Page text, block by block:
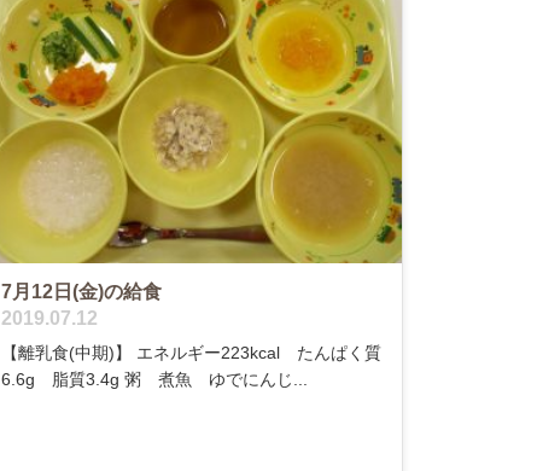
7月12日(金)の給食
2019.07.12
【離乳食(中期)】 エネルギー223kcal たんぱく質
6.6g 脂質3.4g 粥 煮魚 ゆでにんじ...